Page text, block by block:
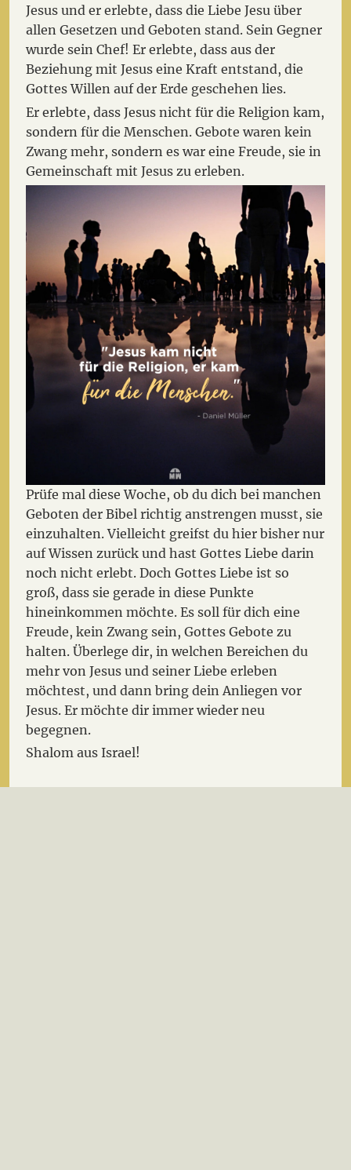
Jesus und er erlebte, dass die Liebe Jesu über
allen Gesetzen und Geboten stand. Sein Gegner
wurde sein Chef! Er erlebte, dass aus der
Beziehung mit Jesus eine Kraft entstand, die
Gottes Willen auf der Erde geschehen lies.
Er erlebte, dass Jesus nicht für die Religion kam,
sondern für die Menschen. Gebote waren kein
Zwang mehr, sondern es war eine Freude, sie in
Gemeinschaft mit Jesus zu erleben.
Prüfe mal diese Woche, ob du dich bei manchen
Geboten der Bibel richtig anstrengen musst, sie
einzuhalten. Vielleicht greifst du hier bisher nur
auf Wissen zurück und hast Gottes Liebe darin
noch nicht erlebt. Doch Gottes Liebe ist so
groß, dass sie gerade in diese Punkte
hineinkommen möchte. Es soll für dich eine
Freude, kein Zwang sein, Gottes Gebote zu
halten. Überlege dir, in welchen Bereichen du
mehr von Jesus und seiner Liebe erleben
möchtest, und dann bring dein Anliegen vor
Jesus. Er möchte dir immer wieder neu
begegnen.
Shalom aus Israel!